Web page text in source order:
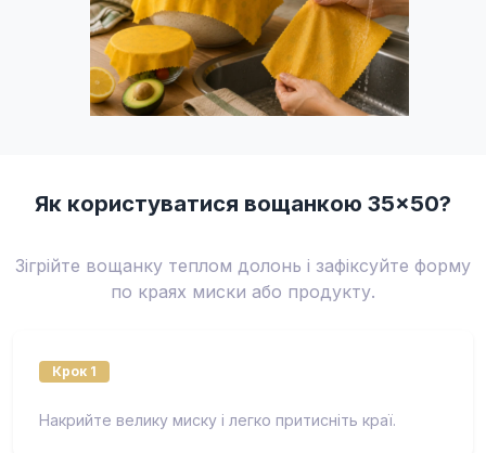
Як користуватися вощанкою 35×50?
Зігрійте вощанку теплом долонь і зафіксуйте форму
по краях миски або продукту.
Крок 1
Накрийте велику миску і легко притисніть краї.